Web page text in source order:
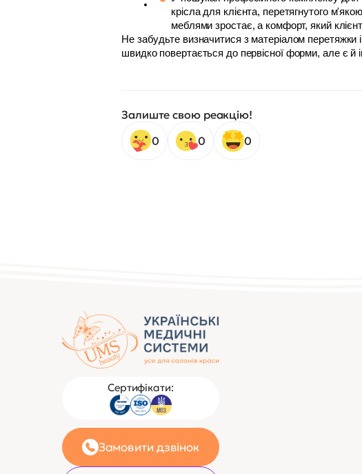
крісла для клієнта, перетягнутого
меблями зростає, а комфорт, який
Не забудьте визначитися з матеріалом
швидко повертається до первісної форми, але є й
Залиште свою реакцію!
0
0 0
Сертифікати:
Замовити дзвінок